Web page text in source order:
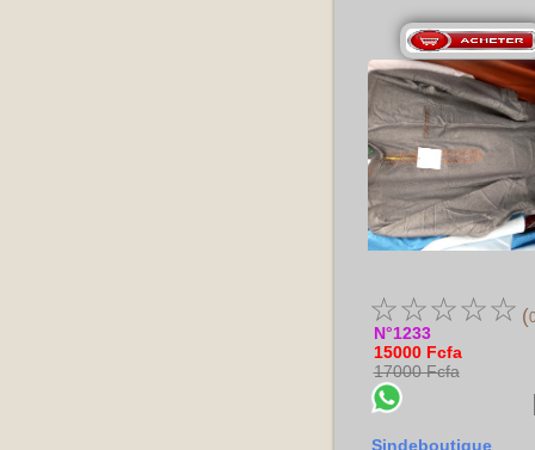
☆☆☆☆☆ (
N°1233
15000 Fcfa
17000 Fcfa
Sindeboutique